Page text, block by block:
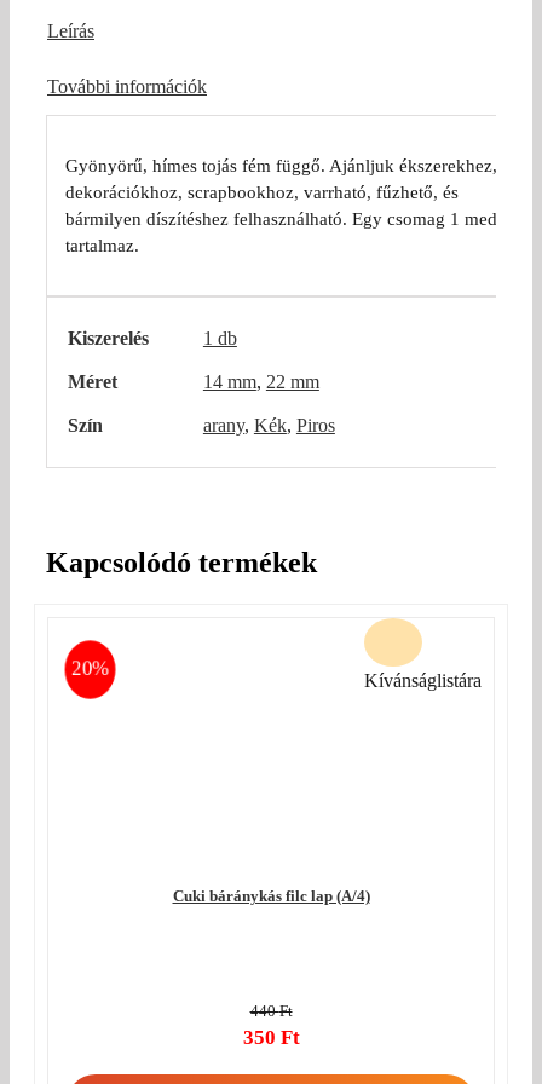
Leírás
További információk
Gyönyörű, hímes tojás fém függő. Ajánljuk ékszerekhez,
dekorációkhoz, scrapbookhoz, varrható, fűzhető, és
bármilyen díszítéshez felhasználható. Egy csomag 1 medált
tartalmaz.
Kiszerelés 1 db
Méret 14 mm, 22 mm
Szín arany, Kék, Piros
Kapcsolódó termékek
20%
Cuki báránykás filc lap (A/4)
440Ft
Original
350 Ft
Kívánságlistára